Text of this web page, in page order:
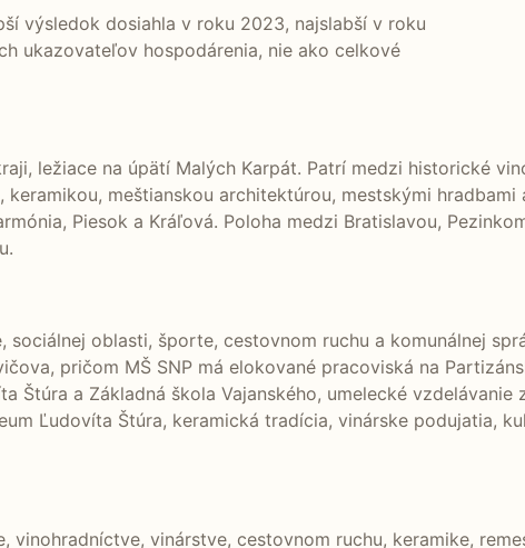
výsledok dosiahla v roku 2023, najslabší v roku
ukazovateľov hospodárenia, nie ako celkové
ležiace na úpätí Malých Karpát. Patrí medzi historické
meštianskou architektúrou, mestskými
Piesok a Kráľová. Poloha medzi Bratislavou,
oblasti, športe, cestovnom ruchu a komunálnej
pričom MŠ SNP má elokované pracoviská na
Štúra a Základná škola Vajanského, umelecké vzdelávanie
Ľudovíta Štúra, keramická tradícia, vinárske podujatia,
vinohradníctve, vinárstve, cestovnom ruchu, keramike,